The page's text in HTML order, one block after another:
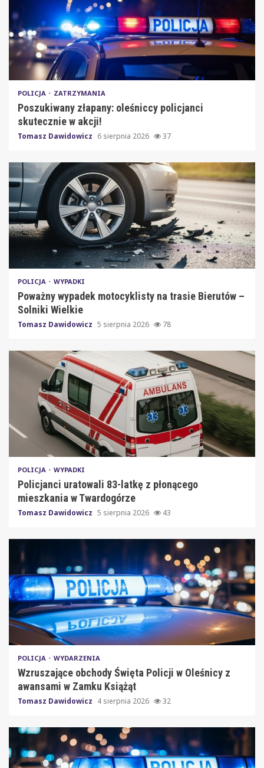
POLICJA ZATRZYMANIA
Poszukiwany złapany: oleśniccy policjanci
skutecznie w akcji!
Tomasz Dawidowicz 6 sierpnia 2026 37
POLICJA WYPADKI
Poważny wypadek motocyklisty na trasie Bierutów –
Solniki Wielkie
Tomasz Dawidowicz 5 sierpnia 2026 78
POLICJA WYPADKI
Policjanci uratowali 83-latkę z płonącego
mieszkania w Twardogórze
Tomasz Dawidowicz 5 sierpnia 2026 43
POLICJA WYDARZENIA
Wzruszające obchody Święta Policji w Oleśnicy z
awansami w Zamku Książąt
Tomasz Dawidowicz 4 sierpnia 2026 32